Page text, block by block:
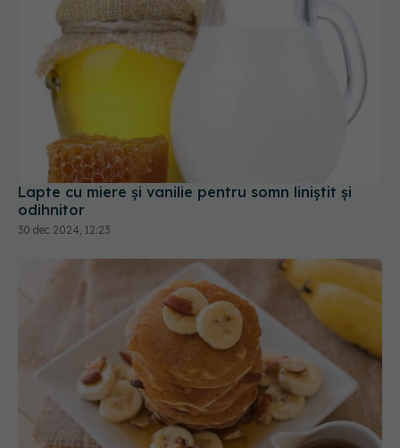
Lapte cu miere și vanilie pentru somn liniștit și
odihnitor
30 dec 2024, 12:23
Clătite cu unt de arahide: mic dejun rapid și
bogat în proteine
26 feb 2026, 09:44